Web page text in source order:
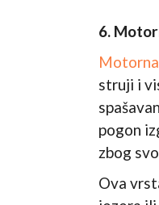
6.
struji i
pogon
zbog
Ova